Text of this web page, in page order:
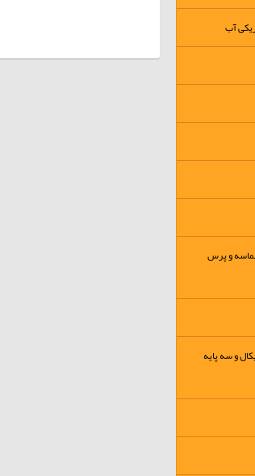
آب
و پرس
و سه پایه